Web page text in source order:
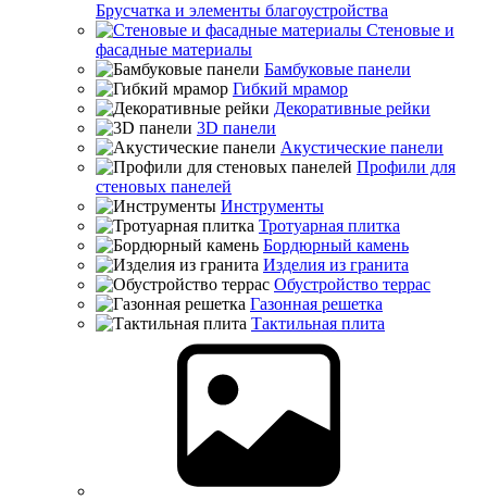
Брусчатка и элементы благоустройства
Стеновые и
фасадные материалы
Бамбуковые панели
Гибкий мрамор
Декоративные рейки
3D панели
Акустические панели
Профили для
стеновых панелей
Инструменты
Тротуарная плитка
Бордюрный камень
Изделия из гранита
Обустройство террас
Газонная решетка
Тактильная плита